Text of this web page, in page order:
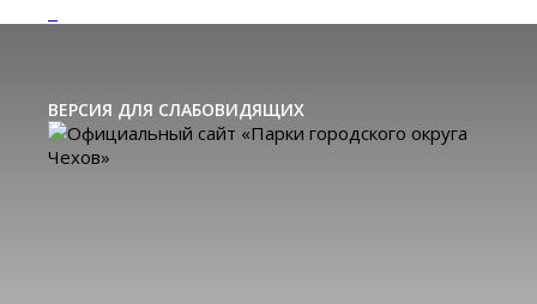
ВЕРСИЯ ДЛЯ СЛАБОВИДЯЩИХ